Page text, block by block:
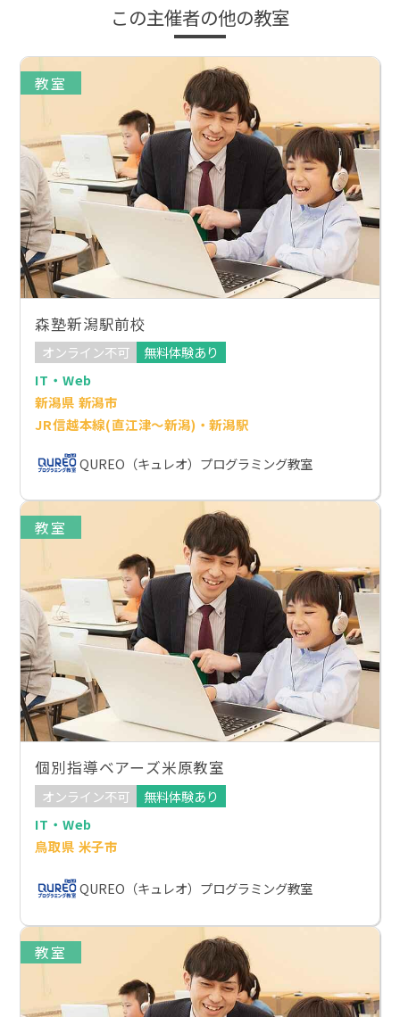
この主催者の他の教室
教室
森塾新潟駅前校
オンライン不可
無料体験あり
IT・Web
新潟県 新潟市
JR信越本線(直江津～新潟)・新潟駅
QUREO（キュレオ）プログラミング教室
教室
個別指導ベアーズ米原教室
オンライン不可
無料体験あり
IT・Web
鳥取県 米子市
QUREO（キュレオ）プログラミング教室
教室